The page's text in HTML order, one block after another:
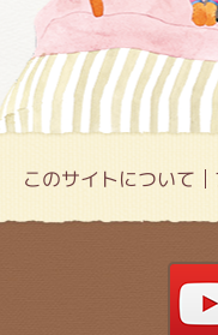
このサイトについて